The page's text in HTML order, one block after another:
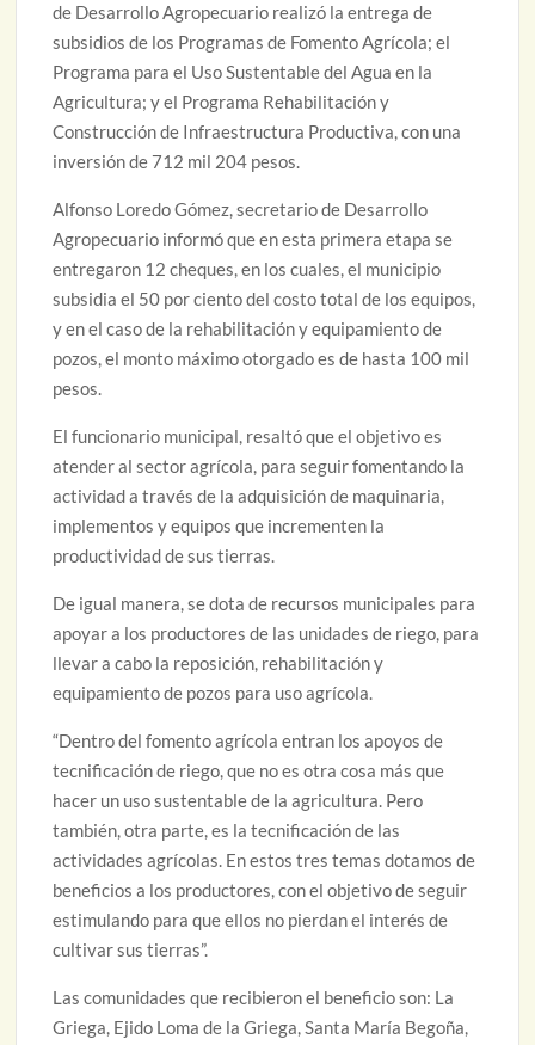
de Desarrollo Agropecuario realizó la entrega de
subsidios de los Programas de Fomento Agrícola; el
Programa para el Uso Sustentable del Agua en la
Agricultura; y el Programa Rehabilitación y
Construcción de Infraestructura Productiva, con una
inversión de 712 mil 204 pesos.
Alfonso Loredo Gómez, secretario de Desarrollo
Agropecuario informó que en esta primera etapa se
entregaron 12 cheques, en los cuales, el municipio
subsidia el 50 por ciento del costo total de los equipos,
y en el caso de la rehabilitación y equipamiento de
pozos, el monto máximo otorgado es de hasta 100 mil
pesos.
El funcionario municipal, resaltó que el objetivo es
atender al sector agrícola, para seguir fomentando la
actividad a través de la adquisición de maquinaria,
implementos y equipos que incrementen la
productividad de sus tierras.
De igual manera, se dota de recursos municipales para
apoyar a los productores de las unidades de riego, para
llevar a cabo la reposición, rehabilitación y
equipamiento de pozos para uso agrícola.
“Dentro del fomento agrícola entran los apoyos de
tecnificación de riego, que no es otra cosa más que
hacer un uso sustentable de la agricultura. Pero
también, otra parte, es la tecnificación de las
actividades agrícolas. En estos tres temas dotamos de
beneficios a los productores, con el objetivo de seguir
estimulando para que ellos no pierdan el interés de
cultivar sus tierras”.
Las comunidades que recibieron el beneficio son: La
Griega, Ejido Loma de la Griega, Santa María Begoña,